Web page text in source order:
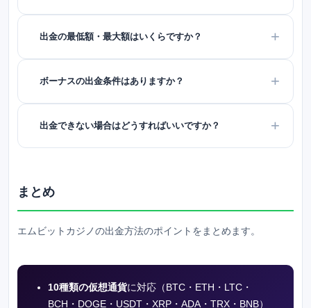
出金の最低額・最大額はいくらですか？
ボーナスの出金条件はありますか？
出金できない場合はどうすればいいですか？
まとめ
エムビットカジノの出金方法のポイントをまとめます。
10種類の仮想通貨に対応（BTC・ETH・LTC・
BCH・DOGE・USDT・XRP・ADA・TRX・BNB）